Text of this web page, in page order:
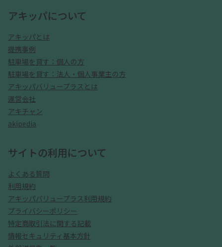
アキッパについて
アキッパとは
提携事例
駐車場を貸す：個人の方
駐車場を貸す：法人・個人事業主の方
アキッパバリュープラスとは
運営会社
アキチャン
akipedia
サイトの利用について
よくある質問
利用規約
アキッパバリュープラス利用規約
プライバシーポリシー
特定商取引法に関する記載
情報セキュリティ基本方針